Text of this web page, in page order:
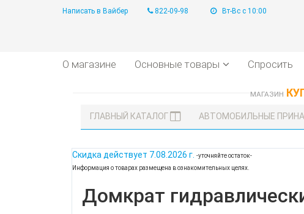
Написать в Вайбер 822-09-98 Вт-Вс с 10:00
О магазине Основные товары Спросить
МАГАЗИН
ГЛАВНЫЙ КАТАЛОГ АВТОМОБИЛЬНЫЕ
Скидка действует 7.08.2026 г. -уточняйте остаток-
Информация о товарах размещена в ознакомительных целях.
Домкрат